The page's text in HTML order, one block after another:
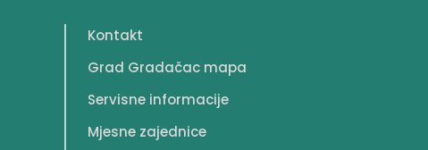
Kontakt
Grad Gradačac mapa
Servisne informacije
Mjesne zajednice